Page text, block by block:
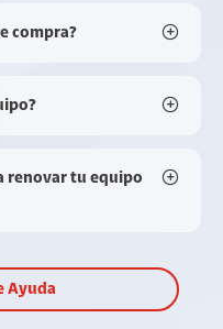
compra?
renovar tu equipo
Ayuda